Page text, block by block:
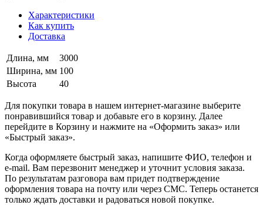
Характеристики
Как купить
Доставка
Длина, мм
3000
Ширина, мм 100
Высота
40
Для покупки товара в нашем интернет-магазине выберите
понравившийся товар и добавьте его в корзину. Далее
перейдите в Корзину и нажмите на «Оформить заказ» или
«Быстрый заказ».
Когда оформляете быстрый заказ, напишите ФИО, телефон и
e-mail. Вам перезвонит менеджер и уточнит условия заказа.
По результатам разговора вам придет подтверждение
оформления товара на почту или через СМС. Теперь останется
только ждать доставки и радоваться новой покупке.